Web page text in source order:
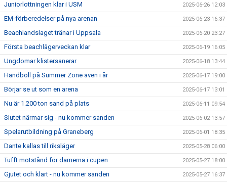
Juniorlottningen klar i USM 2025-06-26 12:03
EM-förberedelser på nya arenan 2025-06-23 16:37
Beachlandslaget tränar i Uppsala 2025-06-20 23:27
Första beachlägerveckan klar 2025-06-19 16:05
Ungdomar klistersanerar 2025-06-18 13:44
Handboll på Summer Zone även i år 2025-06-17 19:00
Börjar se ut som en arena 2025-06-17 13:01
Nu är 1.200 ton sand på plats 2025-06-11 09:54
Slutet närmar sig - nu kommer sanden 2025-06-02 13:57
Spelarutbildning på Graneberg 2025-06-01 18:35
Dante kallas till riksläger 2025-05-28 06:00
Tufft motstånd för damerna i cupen 2025-05-27 18:00
Gjutet och klart - nu kommer sanden 2025-05-27 16:37